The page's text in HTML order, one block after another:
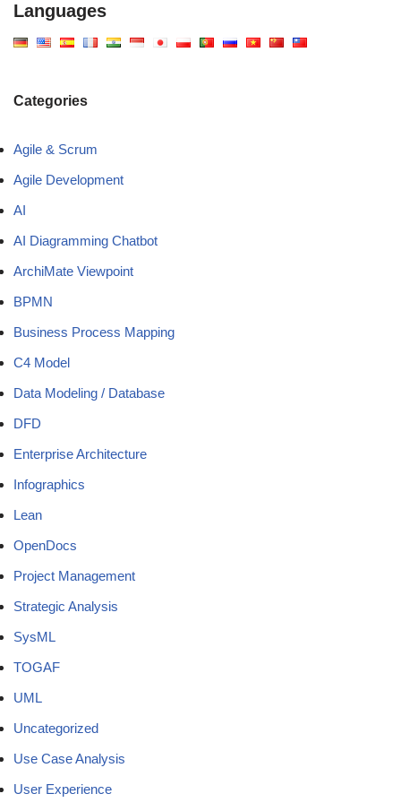
Languages
Categories
Agile & Scrum
Agile Development
AI
AI Diagramming Chatbot
ArchiMate Viewpoint
BPMN
Business Process Mapping
C4 Model
Data Modeling / Database
DFD
Enterprise Architecture
Infographics
Lean
OpenDocs
Project Management
Strategic Analysis
SysML
TOGAF
UML
Uncategorized
Use Case Analysis
User Experience